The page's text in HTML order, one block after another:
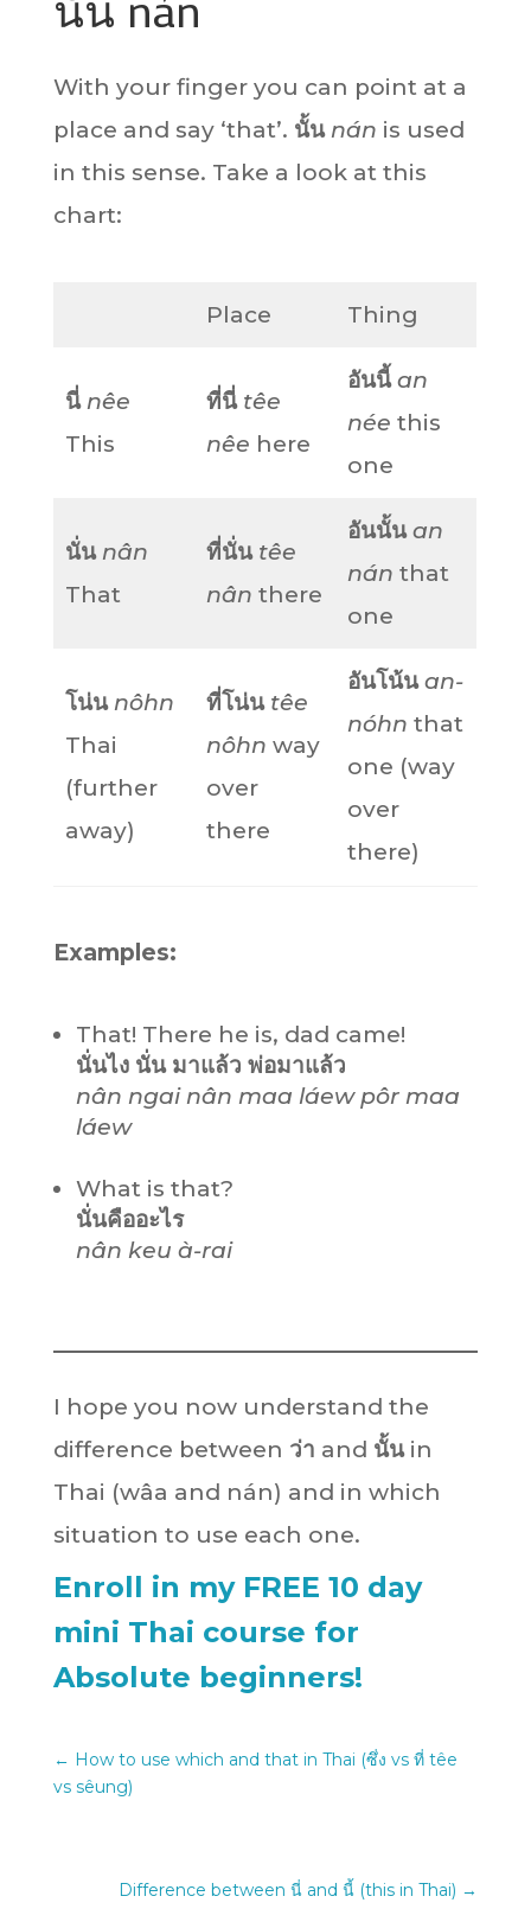
With your finger you can point at a
place and say ‘that’. นั้น nán is used
in this sense. Take a look at this
chart:
Place Thing
นี่ nêe
This
ที่นี่ têe
nêe here
อันนี้ an
née this
one
นั่น nân
That
ที่นั่น têe
nân there
อันนั้น an
nán that
one
โน่น nôhn
Thai
(further
away)
ที่โน่น têe
nôhn way
over
there
อันโน้น an-
nóhn that
one (way
over
there)
Examples:
That! There he is, dad came!
นั่นไง นั่น มาแล้ว พ่อมาแล้ว
nân ngai nân maa láew pôr maa
láew
What is that?
นั่นคืออะไร
nân keu à-rai
I hope you now understand the
difference between ว่า and นั้นin
Thai (wâa and nán) and in which
situation to use each one.
Enroll in my FREE 10 day
mini Thai course for
Absolute beginners!
← How to use which and that in Thai (ซึ่ง vs ที่ têe
vs sêung)
Difference between นี่ and นี้ (this in Thai) →